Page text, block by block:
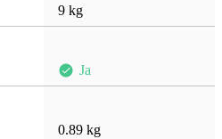
9 kg
Ja
0.89 kg